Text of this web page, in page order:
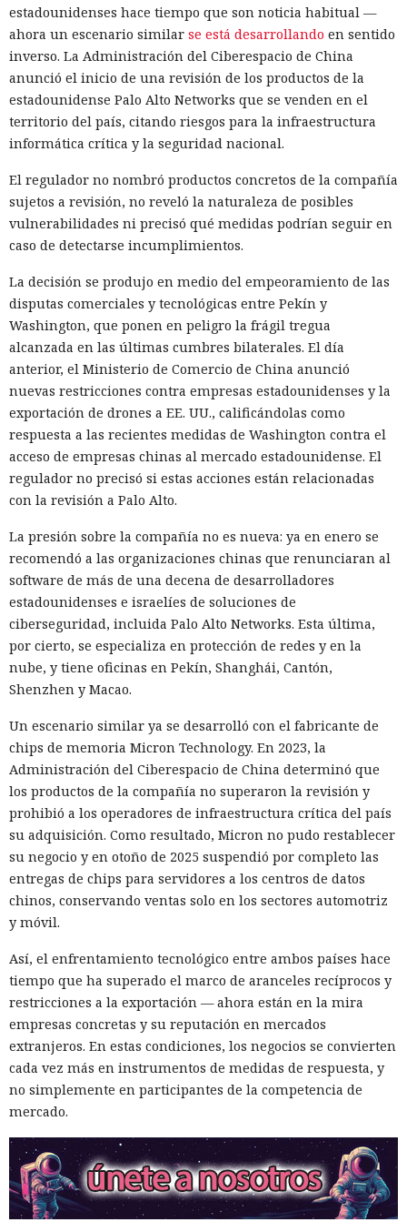
estadounidenses hace tiempo que son noticia habitual —
ahora un escenario similar se está desarrollando en sentido
inverso. La Administración del Ciberespacio de China
anunció el inicio de una revisión de los productos de la
estadounidense Palo Alto Networks que se venden en el
territorio del país, citando riesgos para la infraestructura
informática crítica y la seguridad nacional.
El regulador no nombró productos concretos de la compañía
sujetos a revisión, no reveló la naturaleza de posibles
vulnerabilidades ni precisó qué medidas podrían seguir en
caso de detectarse incumplimientos.
La decisión se produjo en medio del empeoramiento de las
disputas comerciales y tecnológicas entre Pekín y
Washington, que ponen en peligro la frágil tregua
alcanzada en las últimas cumbres bilaterales. El día
anterior, el Ministerio de Comercio de China anunció
nuevas restricciones contra empresas estadounidenses y la
exportación de drones a EE. UU., calificándolas como
respuesta a las recientes medidas de Washington contra el
acceso de empresas chinas al mercado estadounidense. El
regulador no precisó si estas acciones están relacionadas
con la revisión a Palo Alto.
La presión sobre la compañía no es nueva: ya en enero se
recomendó a las organizaciones chinas que renunciaran al
software de más de una decena de desarrolladores
estadounidenses e israelíes de soluciones de
ciberseguridad, incluida Palo Alto Networks. Esta última,
por cierto, se especializa en protección de redes y en la
nube, y tiene oficinas en Pekín, Shanghái, Cantón,
Shenzhen y Macao.
Un escenario similar ya se desarrolló con el fabricante de
chips de memoria Micron Technology. En 2023, la
Administración del Ciberespacio de China determinó que
los productos de la compañía no superaron la revisión y
prohibió a los operadores de infraestructura crítica del país
su adquisición. Como resultado, Micron no pudo restablecer
su negocio y en otoño de 2025 suspendió por completo las
entregas de chips para servidores a los centros de datos
chinos, conservando ventas solo en los sectores automotriz
y móvil.
Así, el enfrentamiento tecnológico entre ambos países hace
tiempo que ha superado el marco de aranceles recíprocos y
restricciones a la exportación — ahora están en la mira
empresas concretas y su reputación en mercados
extranjeros. En estas condiciones, los negocios se convierten
cada vez más en instrumentos de medidas de respuesta, y
no simplemente en participantes de la competencia de
mercado.